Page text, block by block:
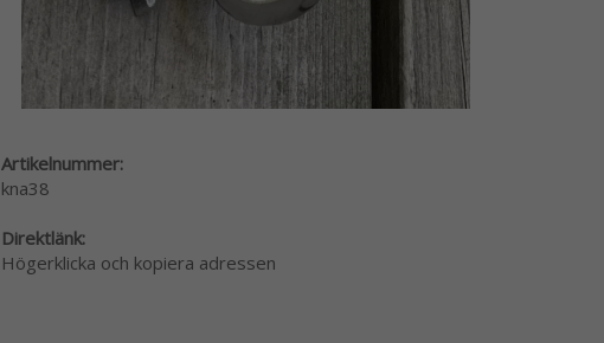
Artikelnummer:
kna38
Direktlänk:
Högerklicka och kopiera adressen